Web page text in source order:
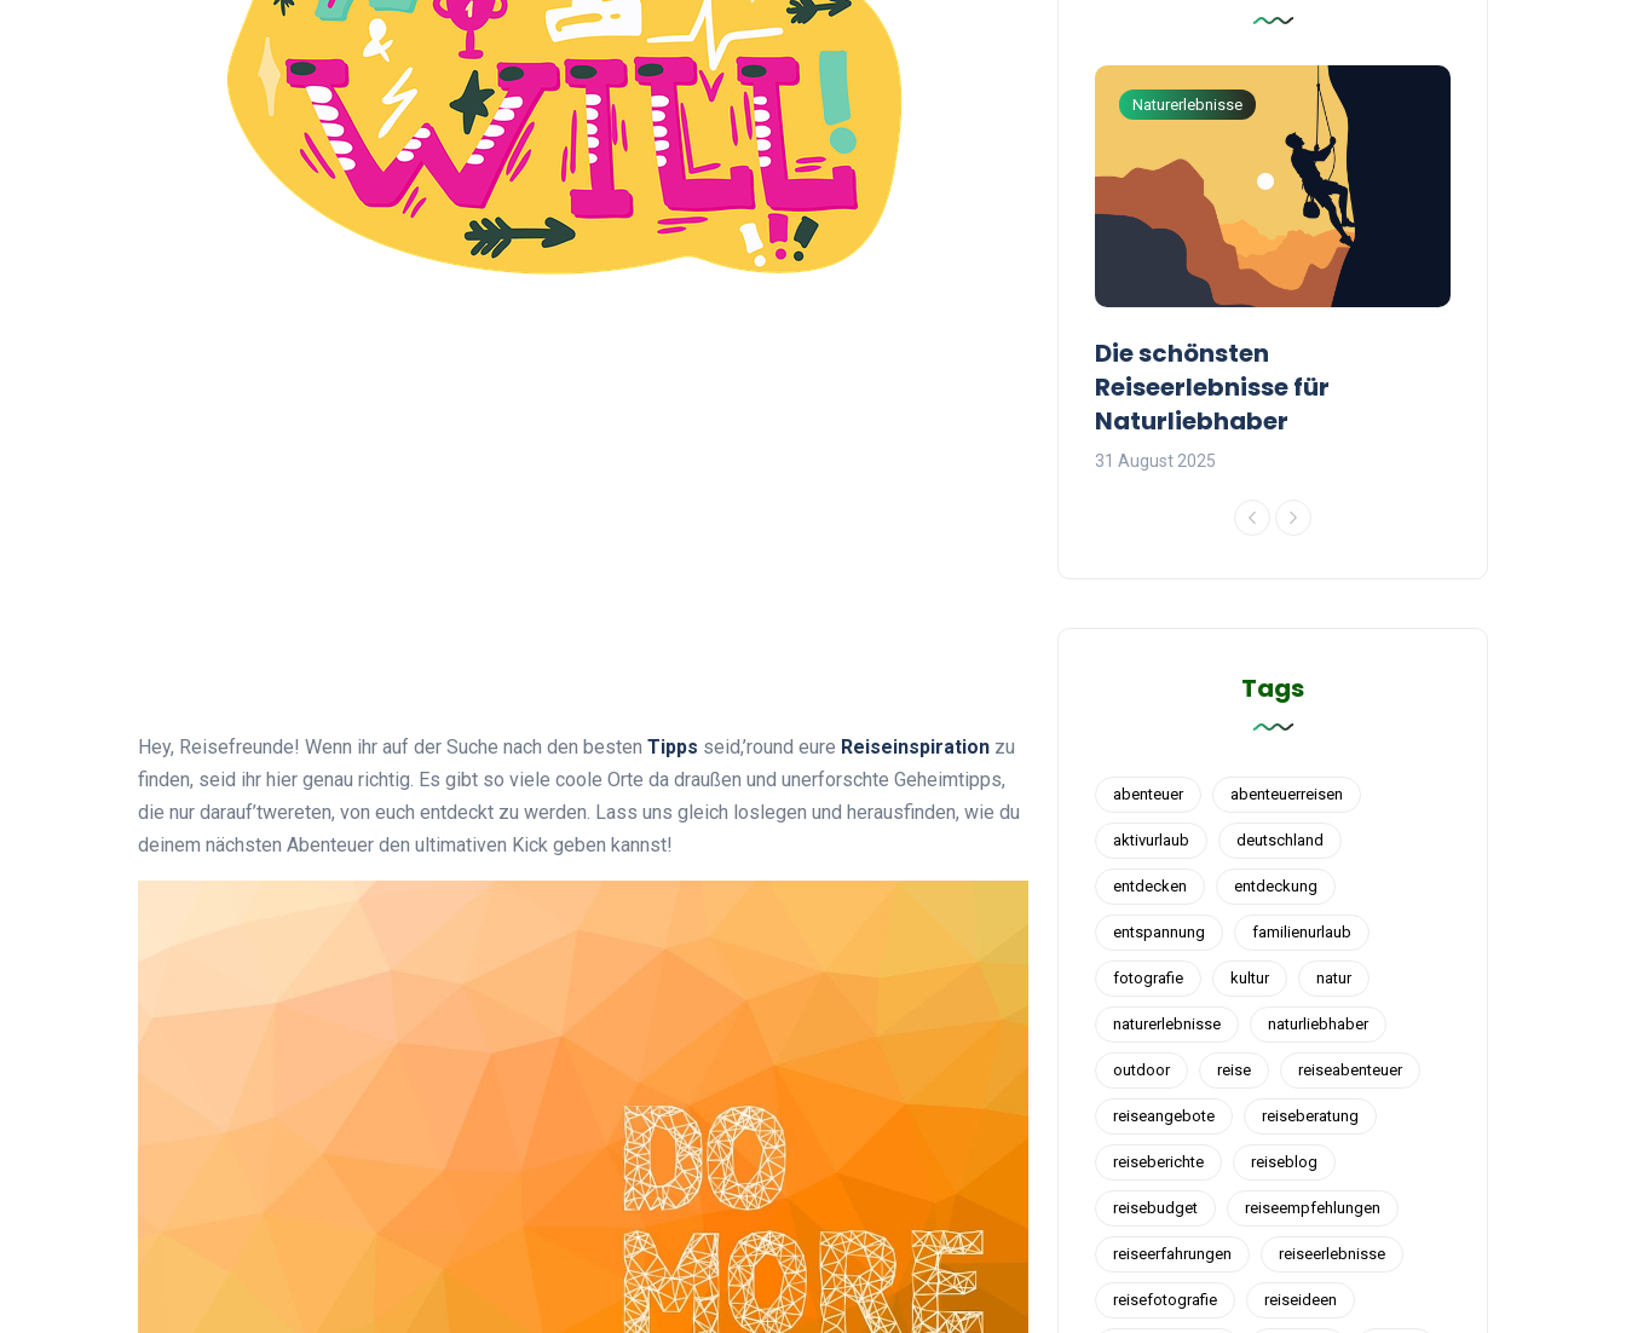
Hey, Reisefreunde! Wenn ihr auf der Suche nach den besten Tipps seid,’round eure Reiseinspiration zu
finden, seid ihr hier genau richtig. Es gibt so viele coole Orte da draußen und unerforschte Geheimtipps,
die nur darauf’twereten, von euch entdeckt zu werden. Lass uns gleich loslegen und herausfinden, wie du
deinem nächsten Abenteuer den ultimativen Kick geben kannst!
Top Artikel Naturerlebnisse
Die schönsten
Reiseerlebnisse für
Naturliebhaber
31 August 2025
Tags
abenteuer abenteuerreisen
aktivurlaub deutschland
entdecken entdeckung
entspannung familienurlaub
fotografie kultur natur
naturerlebnisse naturliebhaber
outdoor reise reiseabenteuer
reiseangebote reiseberatung
reiseberichte reiseblog
reisebudget reiseempfehlungen
reiseerfahrungen reiseerlebnisse
reisefotografie reiseideen